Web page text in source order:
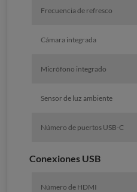
Frecuencia de refresco
Cámara integrada
Micrófono integrado
Sensor de luz ambiente
Número de puertos USB-C
Conexiones USB
Número de HDMI